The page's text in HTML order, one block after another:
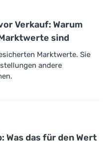
Verkauf: Warum
sind
Marktwerte. Sie
andere
Was das für den Wert